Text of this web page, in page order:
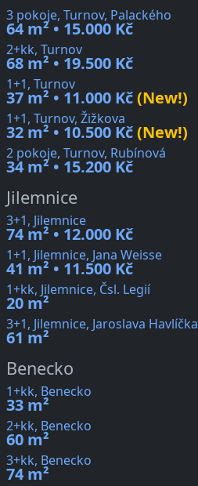
3 pokoje, Turnov, Palackého
64 m² • 15.000 Kč
2+kk, Turnov
68 m² • 19.500 Kč
1+1, Turnov
37 m² • 11.000 Kč(New!)
1+1, Turnov, Žižkova
32 m² • 10.500 Kč(New!)
2 pokoje, Turnov, Rubínová
34 m² • 15.200 Kč
Jilemnice
3+1, Jilemnice
74 m² • 12.000 Kč
1+1, Jilemnice, Jana Weisse
41 m² • 11.500 Kč
1+kk, Jilemnice, Čsl. Legií
20 m²
3+1, Jilemnice, Jaroslava Havlíčka
61 m²
Benecko
1+kk, Benecko
33 m²
2+kk, Benecko
60 m²
3+kk, Benecko
74 m²